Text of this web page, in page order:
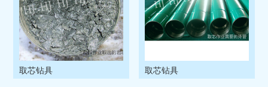
取芯钻具 取芯钻具